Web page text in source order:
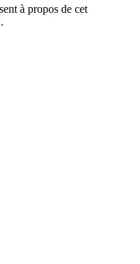
à propos de cet